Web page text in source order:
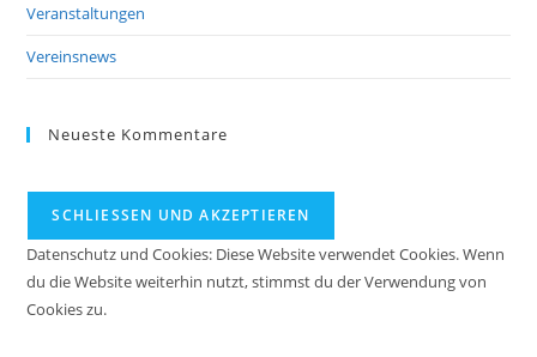
Veranstaltungen
Vereinsnews
Neueste Kommentare
Datenschutz und Cookies: Diese Website verwendet Cookies. Wenn
du die Website weiterhin nutzt, stimmst du der Verwendung von
Cookies zu.